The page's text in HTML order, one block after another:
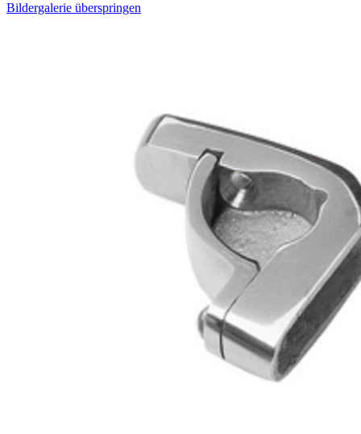
Bildergalerie überspringen